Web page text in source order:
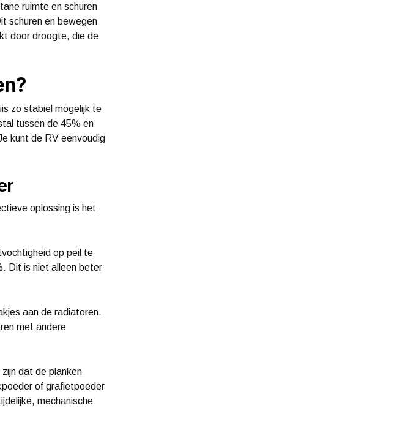
ruimte en schuren
schuren en bewegen
door droogte, die de
zo stabiel mogelijk te
tussen de 45% en
kunt de RV eenvoudig
oplossing is het
op peil te
Dit is niet alleen beter
aan de radiatoren.
met andere
dat de planken
of grafietpoeder
mechanische